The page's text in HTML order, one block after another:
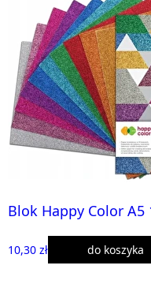
Blok Happy Color A5
10,30 zł do koszyka